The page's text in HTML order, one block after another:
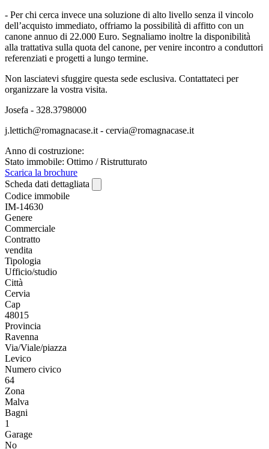
- Per chi cerca invece una soluzione di alto livello senza il vincolo
dell’acquisto immediato, offriamo la possibilità di affitto con un
canone annuo di 22.000 Euro. Segnaliamo inoltre la disponibilità
alla trattativa sulla quota del canone, per venire incontro a conduttori
referenziati e progetti a lungo termine.
Non lasciatevi sfuggire questa sede esclusiva. Contattateci per
organizzare la vostra visita.
Josefa - 328.3798000
j.lettich@romagnacase.it - cervia@romagnacase.it
Anno di costruzione:
Stato immobile: Ottimo / Ristrutturato
Scarica la brochure
Scheda dati dettagliata
Codice immobile
IM-14630
Genere
Commerciale
Contratto
vendita
Tipologia
Ufficio/studio
Città
Cervia
Cap
48015
Provincia
Ravenna
Via/Viale/piazza
Levico
Numero civico
64
Zona
Malva
Bagni
1
Garage
No